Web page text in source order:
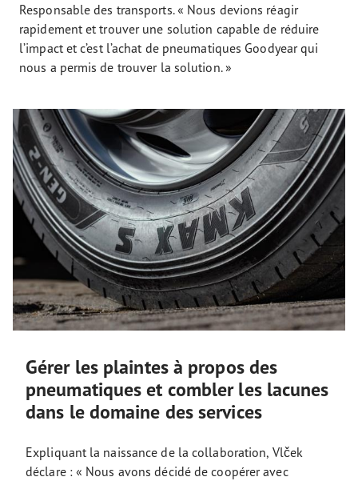
Responsable des transports. « Nous devions réagir
rapidement et trouver une solution capable de réduire
l’impact et c’est l’achat de pneumatiques Goodyear qui
nous a permis de trouver la solution. »
Gérer les plaintes à propos des
pneumatiques et combler les lacunes
dans le domaine des services
Expliquant la naissance de la collaboration, Vlček
déclare : « Nous avons décidé de coopérer avec